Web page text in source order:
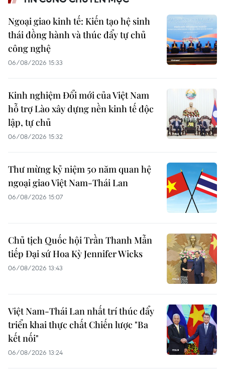
Ngoại giao kinh tế: Kiến tạo hệ sinh
thái đồng hành và thúc đẩy tự chủ
công nghệ
06/08/2026 15:33
Kinh nghiệm Đổi mới của Việt Nam
hỗ trợ Lào xây dựng nền kinh tế độc
lập, tự chủ
06/08/2026 15:32
Thư mừng kỷ niệm 50 năm quan hệ
ngoại giao Việt Nam-Thái Lan
06/08/2026 15:07
Chủ tịch Quốc hội Trần Thanh Mẫn
tiếp Đại sứ Hoa Kỳ Jennifer Wicks
06/08/2026 13:43
Việt Nam-Thái Lan nhất trí thúc đẩy
triển khai thực chất Chiến lược "Ba
kết nối"
06/08/2026 13:24